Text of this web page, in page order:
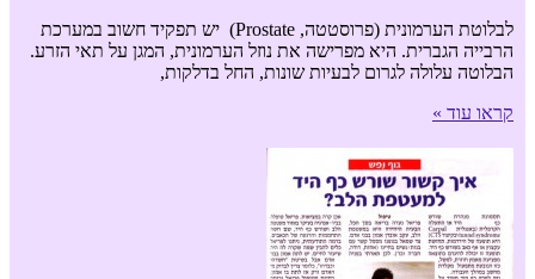
לבלוטת הערמונית (פרוסטטה, Prostate) יש תפקיד חשוב במערכת
הרבייה הגברית. היא מפרישה את נוזל הערמונית, המגן על תאי הזרע.
הבלוטה עלולה לגרום לבעיות שונות, החל בדלקות,
קראו עוד »